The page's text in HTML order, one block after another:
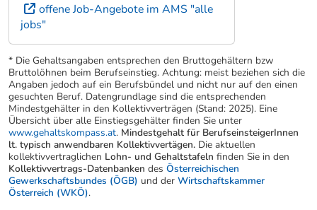
offene Job-Angebote im AMS "alle
jobs"
* Die Gehaltsangaben entsprechen den Bruttogehältern bzw
Bruttolöhnen beim Berufseinstieg. Achtung: meist beziehen sich die
Angaben jedoch auf ein Berufsbündel und nicht nur auf den einen
gesuchten Beruf. Datengrundlage sind die entsprechenden
Mindestgehälter in den Kollektivverträgen (Stand: 2025). Eine
Übersicht über alle Einstiegsgehälter finden Sie unter
www.gehaltskompass.at. Mindestgehalt für BerufseinsteigerInnen
lt. typisch anwendbaren Kollektivvertägen. Die aktuellen
kollektivvertraglichen Lohn- und Gehaltstafeln finden Sie in den
Kollektivvertrags-Datenbanken des Österreichischen
Gewerkschaftsbundes (ÖGB) und der Wirtschaftskammer
Österreich (WKÖ).